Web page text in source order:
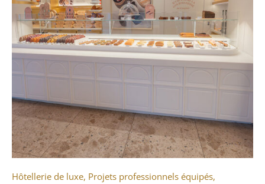
Hôtellerie de luxe, Projets professionnels équipés,